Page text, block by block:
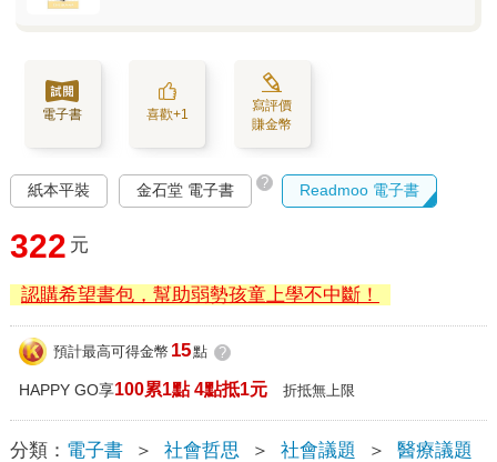
電子書 喜歡+1
寫評價
賺金幣
紙本平裝 金石堂 電子書 ? Readmoo 電子書
322 元
認購希望書包，幫助弱勢孩童上學不中斷！
預計最高可得金幣 15點 ?
HAPPY GO享100累1點 4點抵1元 折抵無上限
分類： 電子書 ＞ 社會哲思 ＞ 社會議題 ＞ 醫療議題